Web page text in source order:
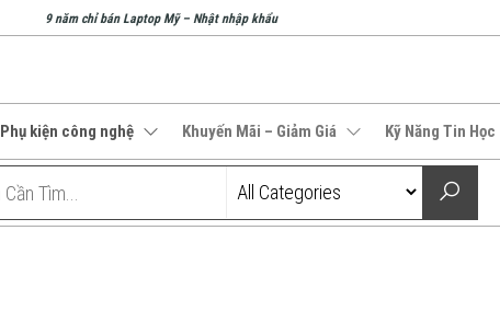
9 năm chỉ bán Laptop Mỹ – Nhật nhập khẩu
Phụ kiện công nghệ Khuyến Mãi – Giảm Giá Kỹ Năng Tin Học